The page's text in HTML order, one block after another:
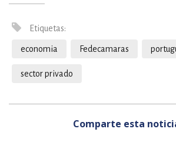
Etiquetas:
economia Fedecamaras
sector privado
Comparte esta